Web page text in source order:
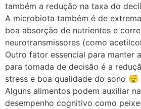
também a redução na taxa do
A microbiota também é de
boa absorção de nutrientes e
neurotransmissores (como
Outro fator essencial para manter
para tomada de decisão é a
stress e boa qualidade do sono 😴
Alguns alimentos podem auxiliar
desempenho cognitivo como